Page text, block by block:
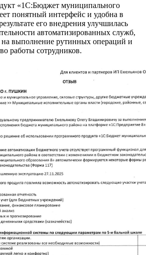
«1С:Бюджет муниципального
понятный интерфейс и удобна в
его внедрения улучшилась
автоматизированных служб,
на выполнение рутинных операций и
работы сотрудников.